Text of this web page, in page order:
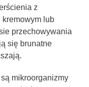
z
kremowym lub
przechowywania
się brunatne
mikroorganizmy